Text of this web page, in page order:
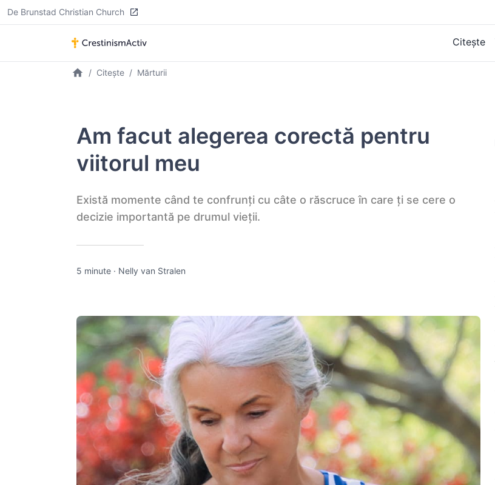
De Brunstad Christian Church
Citește
Citește Mărturii
Am facut alegerea corectă pentru
viitorul meu
Există momente când te confrunți cu câte o răscruce în care ți se cere o
decizie importantă pe drumul vieții.
5 minute · Nelly van Stralen